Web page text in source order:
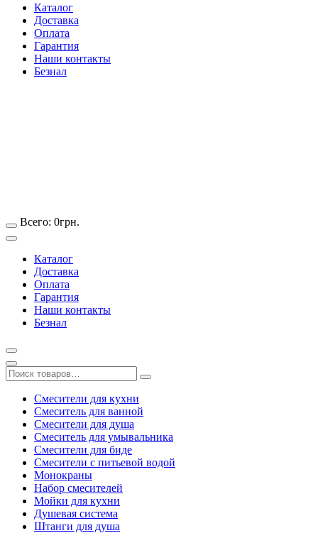
Каталог
Доставка
Оплата
Гарантия
Наши контакты
Безнал
Всего: 0грн.
Каталог
Доставка
Оплата
Гарантия
Наши контакты
Безнал
Смесители для кухни
Смеситель для ванной
Смесители для душа
Смеситель для умывальника
Смесители для биде
Смесители с питьевой водой
Монокраны
Набор смесителей
Мойки для кухни
Душевая система
Штанги для душа